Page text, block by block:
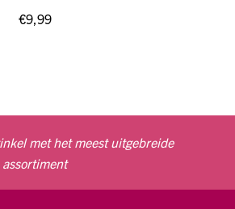
€9,99
met het meest uitgebreide
assortiment